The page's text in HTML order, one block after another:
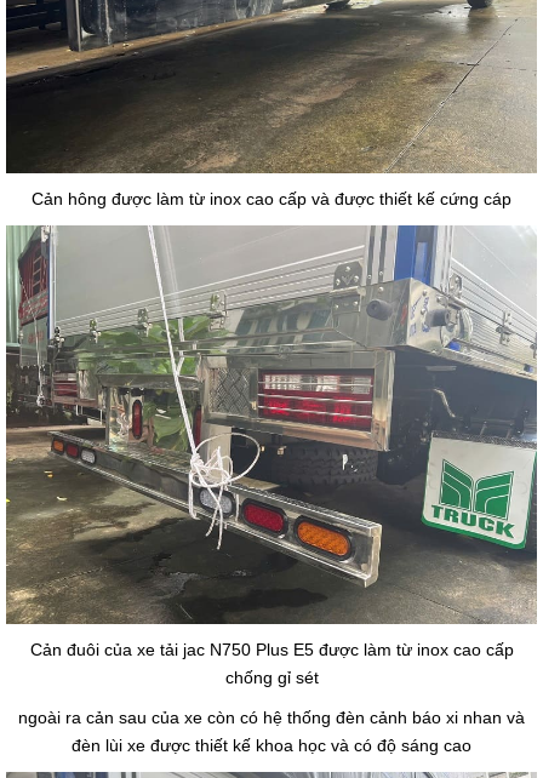
Cản hông được làm từ inox cao cấp và được thiết kế cứng cáp
Cản đuôi của xe tải jac N750 Plus E5 được làm từ inox cao cấp
chống gỉ sét
ngoài ra cản sau của xe còn có hệ thống đèn cảnh báo xi nhan và
đèn lùi xe được thiết kế khoa học và có độ sáng cao